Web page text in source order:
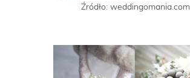
Źródło: weddingomania.com